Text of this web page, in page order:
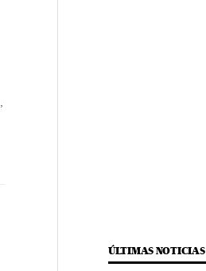
ÚLTIMAS NOTICIAS